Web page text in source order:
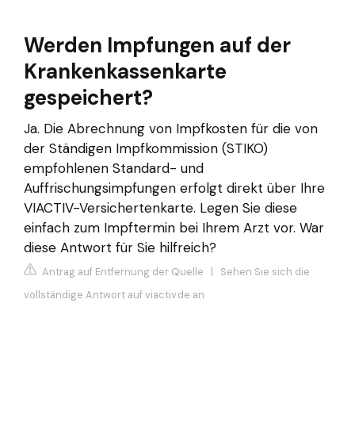
Werden Impfungen auf der
Krankenkassenkarte
gespeichert?
Ja. Die Abrechnung von Impfkosten für die von
der Ständigen Impfkommission (STIKO)
empfohlenen Standard- und
Auffrischungsimpfungen erfolgt direkt über Ihre
VIACTIV-Versichertenkarte. Legen Sie diese
einfach zum Impftermin bei Ihrem Arzt vor. War
diese Antwort für Sie hilfreich?
Antrag auf Entfernung der Quelle | Sehen Sie sich die
vollständige Antwort auf viactiv.de an